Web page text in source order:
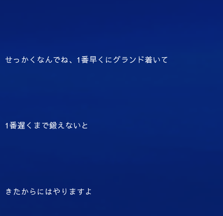
せっかくなんでね、1番早くにグランド着いて
1番遅くまで鍛えないと
きたからにはやりますよ